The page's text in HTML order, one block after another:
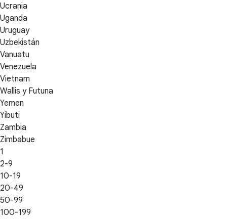
Ucrania
Uganda
Uruguay
Uzbekistán
Vanuatu
Venezuela
Vietnam
Wallis y Futuna
Yemen
Yibuti
Zambia
Zimbabue
1
2-9
10-19
20-49
50-99
100-199